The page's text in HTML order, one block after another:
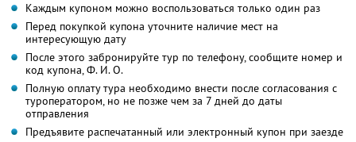
Каждым купоном можно воспользоваться только один раз
Перед покупкой купона уточните наличие мест на
интересующую дату
После этого забронируйте тур по телефону, сообщите номер и
код купона,Ф. И. О.
Полную оплату тура необходимо внести после согласования с
туроператором, но не позже чем за 7 дней до даты
отправления
Предъявите распечатанный или электронный купон при заезде